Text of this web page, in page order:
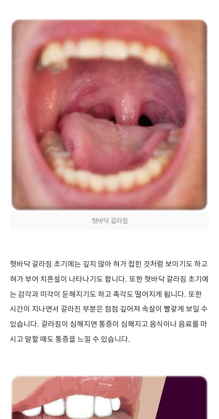
혓바닥 갈라짐
혓바닥 갈라짐 초기에는 깊지 않아 혀가 접힌 것처럼 보이기도 하고
혀가 부어 치흔설이 나타나기도 합니다. 또한 혓바닥 갈라짐 초기에
는 감각과 미각이 둔해지기도 하고 촉각도 떨어지게 됩니다. 또한
시간이 지나면서 갈라진 부분은 점점 깊어져 속살이 빨갛게 보일 수
있습니다. 갈라짐이 심해지면 통증이 심해지고 음식이나 음료를 마
시고 말할 때도 통증을 느낄 수 있습니다.